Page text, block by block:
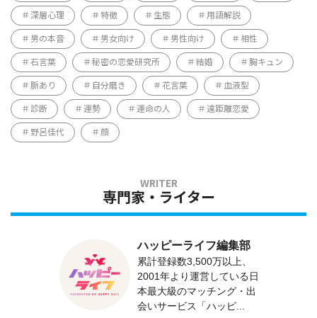
深層心理 特徴 生態 用語解説
男の本音 男女向け 男性向け 相性
石言葉 秘密の恋愛研究所 結婚 胸キュン
脈あり 自分磨き 花言葉 血液型
診断 運勢 運命の人 遠距離恋愛
野呂佳代 顔
専門家・ライター
ハッピーライフ編集部
累計登録数3,500万以上、
2001年より運営している日
本最大級のマッチング・出
会いサービス「ハッピ...